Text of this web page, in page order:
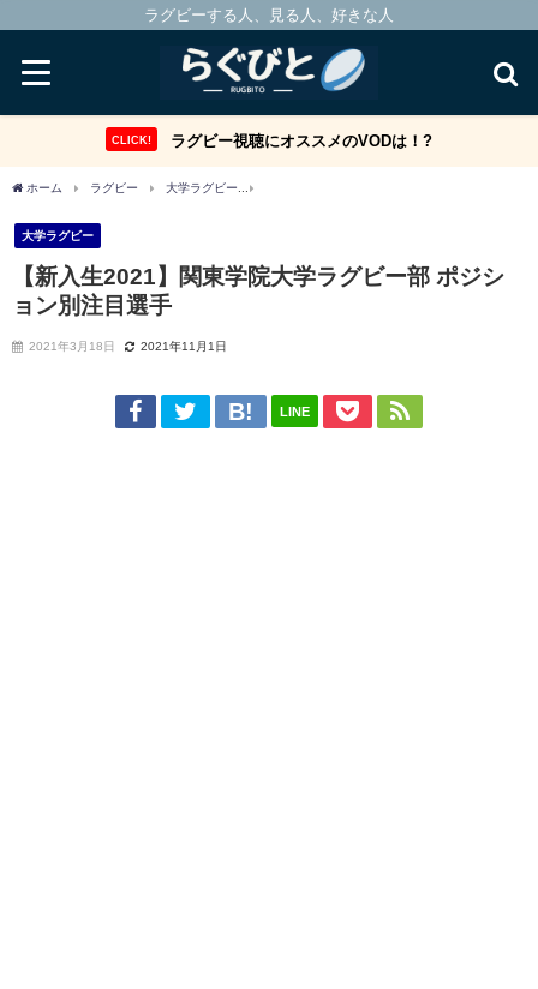
ラグビーする人、見る人、好きな人
CLICK! ラグビー視聴にオススメのVODは！?
ホーム ラグビー 大学ラグビー
大学ラグビー
【新入生2021】関東学院大学ラグビー部 ポジシ
ョン別注目選手
2021年3月18日 2021年11月1日
LINE